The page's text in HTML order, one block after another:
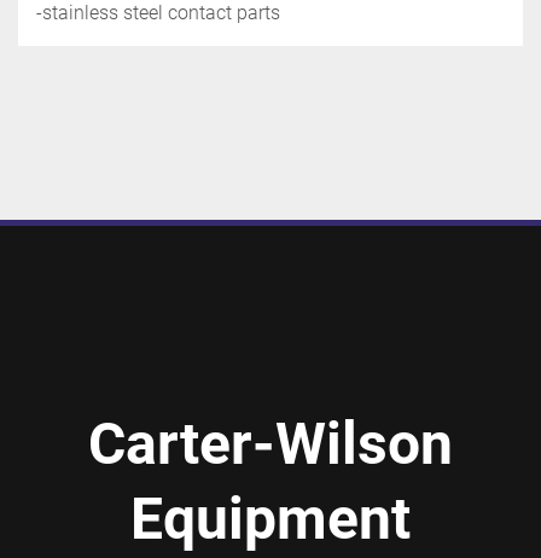
-stainless steel contact parts
Carter-Wilson
Equipment